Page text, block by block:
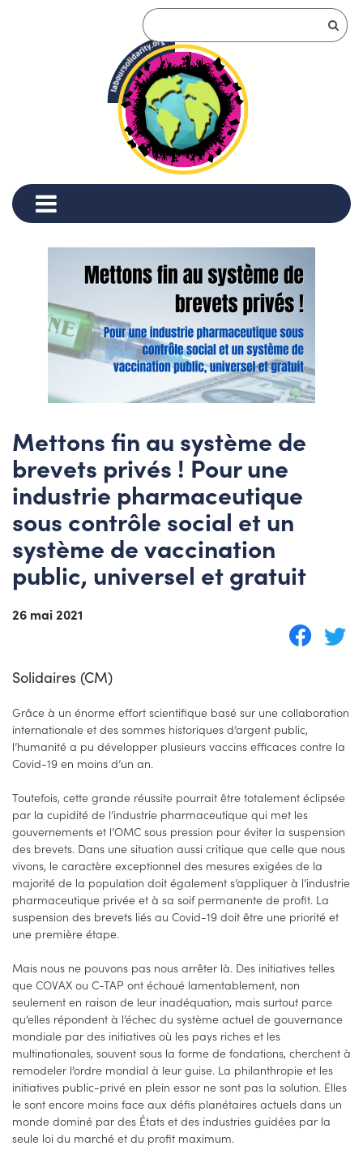
Mettons fin au système de
brevets privés ! Pour une
industrie pharmaceutique
sous contrôle social et un
système de vaccination
public, universel et gratuit
26 mai 2021
Solidaires (CM)
Grâce à un énorme effort scientifique basé sur une collaboration
internationale et des sommes historiques d’argent public,
l’humanité a pu développer plusieurs vaccins efficaces contre la
Covid-19 en moins d’un an.
Toutefois, cette grande réussite pourrait être totalement éclipsée
par la cupidité de l’industrie pharmaceutique qui met les
gouvernements et l’OMC sous pression pour éviter la suspension
des brevets. Dans une situation aussi critique que celle que nous
vivons, le caractère exceptionnel des mesures exigées de la
majorité de la population doit également s’appliquer à l’industrie
pharmaceutique privée et à sa soif permanente de profit. La
suspension des brevets liés au Covid-19 doit être une priorité et
une première étape.
Mais nous ne pouvons pas nous arrêter là. Des initiatives telles
que COVAX ou C-TAP ont échoué lamentablement, non
seulement en raison de leur inadéquation, mais surtout parce
qu’elles répondent à l’échec du système actuel de gouvernance
mondiale par des initiatives où les pays riches et les
multinationales, souvent sous la forme de fondations, cherchent à
remodeler l’ordre mondial à leur guise. La philanthropie et les
initiatives public-privé en plein essor ne sont pas la solution. Elles
le sont encore moins face aux défis planétaires actuels dans un
monde dominé par des États et des industries guidées par la
seule loi du marché et du profit maximum.